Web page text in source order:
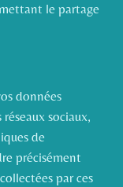
le partage
données
sociaux,
de
précisément
par ces